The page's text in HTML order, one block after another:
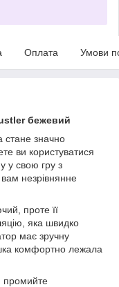
Оплата Умови
бежевий
стане значно
ви користуватися
у свою гру з
незрівнянне
проте її
яка швидко
має зручну
комфортно лежала
промийте